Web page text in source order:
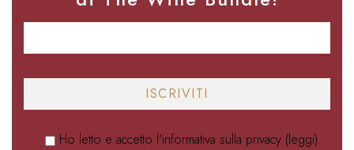
Ho letto e accetto l'informativa sulla privacy (leggi).